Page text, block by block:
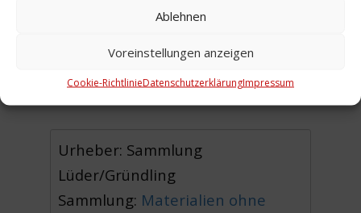
Ablehnen
Voreinstellungen anzeigen
Cookie-RichtlinieDatenschutzerklärungImpressum
Kinderspielzeug, sie hält ein
Urheber: Sammlung
Lüder/Gründling
Sammlung: Materialien ohne